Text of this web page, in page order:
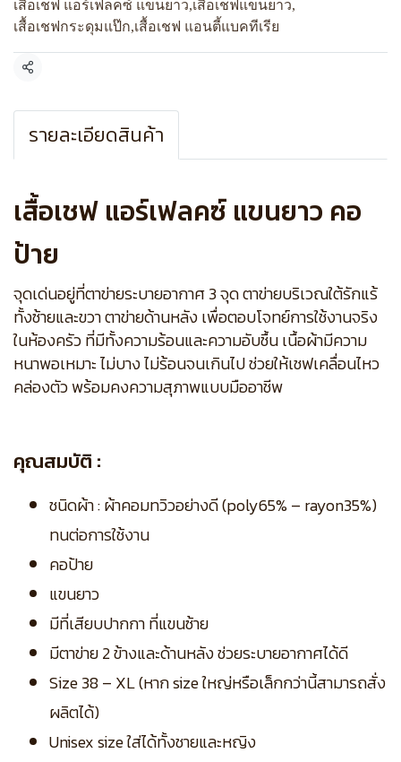
เสื้อเชฟ แอร์เฟลคซ์ แขนยาว,เสื้อเชฟแขนยาว,
เสื้อเชฟกระดุมแป๊ก,เสื้อเชฟ แอนตี้แบคทีเรีย
แชร์
รายละเอียดสินค้า
เสื้อเชฟ แอร์เฟลคซ์ แขนยาว คอ
ป้าย
จุดเด่นอยู่ที่ตาข่ายระบายอากาศ 3 จุด ตาข่ายบริเวณใต้รักแร้
ทั้งซ้ายและขวา ตาข่ายด้านหลัง เพื่อตอบโจทย์การใช้งานจริง
ในห้องครัว ที่มีทั้งความร้อนและความอับชื้น เนื้อผ้ามีความ
หนาพอเหมาะ ไม่บาง ไม่ร้อนจนเกินไป ช่วยให้เชฟเคลื่อนไหว
คล่องตัว พร้อมคงความสุภาพแบบมืออาชีพ
คุณสมบัติ :
ชนิดผ้า : ผ้าคอมทวิวอย่างดี (poly65% – rayon35%)
ทนต่อการใช้งาน
คอป้าย
แขนยาว
มีที่เสียบปากกา ที่แขนซ้าย
มีตาข่าย 2 ข้างและด้านหลัง ช่วยระบายอากาศได้ดี
Size 38 – XL (หาก size ใหญ่หรือเล็กกว่านี้สามารถสั่ง
ผลิตได้)
Unisex size ใส่ได้ทั้งชายและหญิง